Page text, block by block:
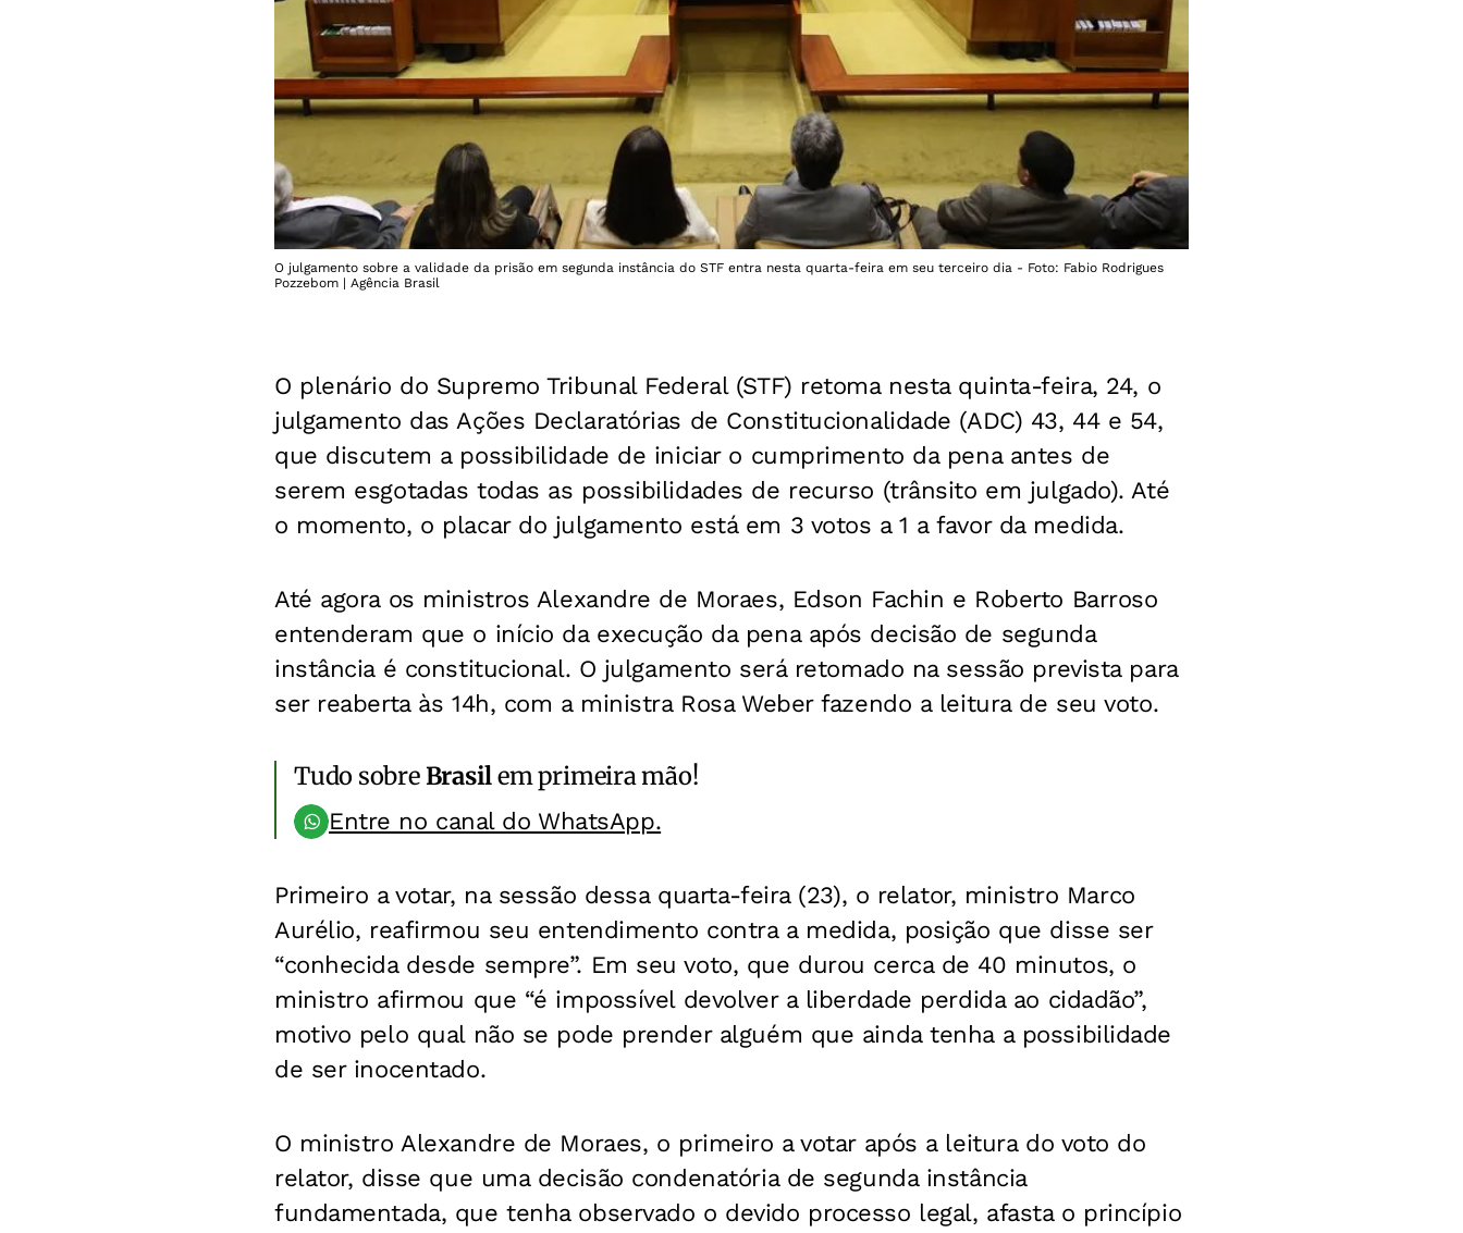
O julgamento sobre a validade da prisão em segunda instância do STF entra nesta quarta-feira em seu terceiro dia - Foto: Fabio Rodrigues
Pozzebom | Agência Brasil
O plenário do Supremo Tribunal Federal (STF) retoma nesta quinta-feira, 24, o
julgamento das Ações Declaratórias de Constitucionalidade (ADC) 43, 44 e 54,
que discutem a possibilidade de iniciar o cumprimento da pena antes de
serem esgotadas todas as possibilidades de recurso (trânsito em julgado). Até
o momento, o placar do julgamento está em 3 votos a 1 a favor da medida.
Até agora os ministros Alexandre de Moraes, Edson Fachin e Roberto Barroso
entenderam que o início da execução da pena após decisão de segunda
instância é constitucional. O julgamento será retomado na sessão prevista para
ser reaberta às 14h, com a ministra Rosa Weber fazendo a leitura de seu voto.
Tudo sobreBrasilem primeira mão!
Entre no canal do WhatsApp.
Primeiro a votar, na sessão dessa quarta-feira (23), o relator, ministro Marco
Aurélio, reafirmou seu entendimento contra a medida, posição que disse ser
“conhecida desde sempre”. Em seu voto, que durou cerca de 40 minutos, o
ministro afirmou que “é impossível devolver a liberdade perdida ao cidadão”,
motivo pelo qual não se pode prender alguém que ainda tenha a possibilidade
de ser inocentado.
O ministro Alexandre de Moraes, o primeiro a votar após a leitura do voto do
relator, disse que uma decisão condenatória de segunda instância
fundamentada, que tenha observado o devido processo legal, afasta o princípio